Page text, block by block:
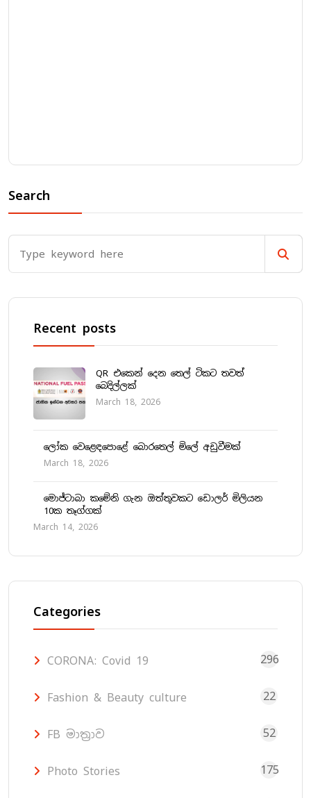
Search
Recent posts
QR එකෙන් දෙන තෙල් ටිකට තවත්
බෙදිල්ලක්
March 18, 2026
ලෝක වෙළෙඳපොළේ බොරතෙල් මිලේ අඩුවීමක්
March 18, 2026
මොජ්ටාබා කමේනි ගැන ඔත්තුවකට ඩොලර් මිලියන
10ක තෑග්ගක්
March 14, 2026
Categories
CORONA: Covid 19 296
Fashion & Beauty culture 22
FB මාත්‍රාව 52
Photo Stories 175